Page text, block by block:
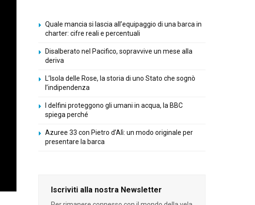
Quale mancia si lascia all’equipaggio di una barca in
charter: cifre reali e percentuali
Disalberato nel Pacifico, sopravvive un mese alla
deriva
L’Isola delle Rose, la storia di uno Stato che sognò
l’indipendenza
I delfini proteggono gli umani in acqua, la BBC
spiega perché
Azuree 33 con Pietro d’Alì: un modo originale per
presentare la barca
Iscriviti alla nostra Newsletter